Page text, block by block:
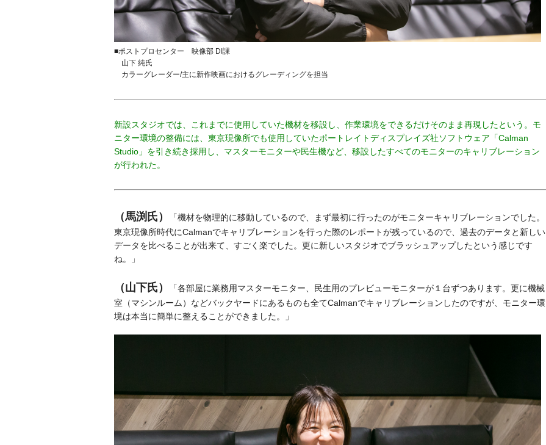
■ポストプロセンター 映像部 DI課
山下 純氏
カラーグレーダー/主に新作映画におけるグレーディングを担当
新設スタジオでは、これまでに使用していた機材を移設し、作業環境をできるだけそのまま再現したという。モ
ニター環境の整備には、東京現像所でも使用していたポートレイトディスプレイズ社ソフトウェア「Calman
Studio」を引き続き採用し、マスターモニターや民生機など、移設したすべてのモニターのキャリブレーション
が行われた。
（馬渕氏）
「機材を物理的に移動しているので、まず最初に行ったのがモニターキャリブレーションでした。
東京現像所時代にCalmanでキャリブレーションを行った際のレポートが残っているので、過去のデータと新しい
データを比べることが出来て、すごく楽でした。更に新しいスタジオでブラッシュアップしたという感じです
ね。」
（山下氏）
「各部屋に業務用マスターモニター、民生用のプレビューモニターが１台ずつあります。更に機械
室（マシンルーム）などバックヤードにあるものも全てCalmanでキャリブレーションしたのですが、モニター環
境は本当に簡単に整えることができました。」